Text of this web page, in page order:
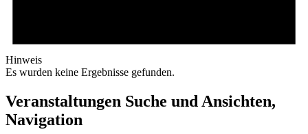
Hinweis
Es wurden keine Ergebnisse gefunden.
Veranstaltungen Suche und Ansichten,
Navigation